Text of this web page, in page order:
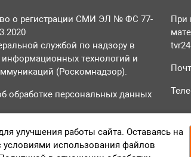
о регистрации СМИ ЭЛ № ФС 77-
службой по надзору в
информационных технологий и
(Роскомнадзор).
обработке персональных данных
персональных данных
При
улучшения работы сайта. Оставаясь на
условиями использования файлов